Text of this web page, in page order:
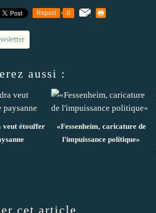
Repost 0
aussi :
veut étouffer
«Fessenheim, caricature de
l'impuissance politique»
cet article